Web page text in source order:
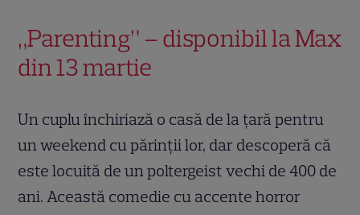
„Parenting” – disponibil la Max
din 13 martie
Un cuplu închiriază o casă de la țară pentru
un weekend cu părinții lor, dar descoperă că
este locuită de un poltergeist vechi de 400 de
ani. Această comedie cu accente horror